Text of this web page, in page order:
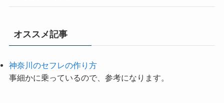
オススメ記事
神奈川のセフレの作り方
事細かに乗っているので、参考になります。